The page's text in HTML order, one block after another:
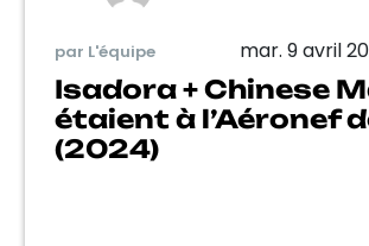
par L'équipe mar. 9 avril
Isadora + Chinese
étaient à l’Aéronef
(2024)